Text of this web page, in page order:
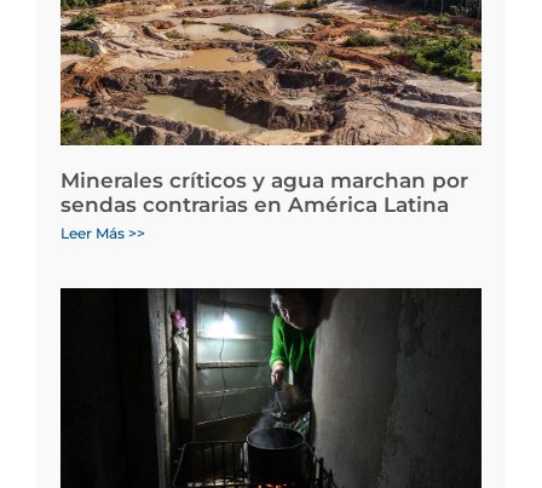
Minerales críticos y agua marchan por
sendas contrarias en América Latina
Leer Más >>